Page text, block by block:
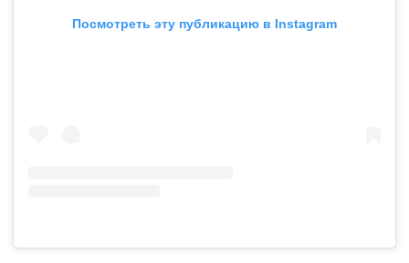
Посмотреть эту публикацию в Instagram